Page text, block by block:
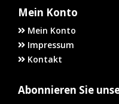
Mein Konto
Mein Konto
Impressum
Kontakt
Abonnieren Sie